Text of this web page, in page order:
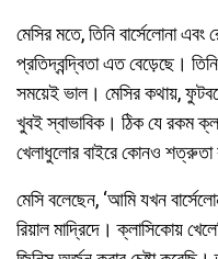
মেসির মতে, তিনি বার্সেলোনা এবং
প্রতিদ্বন্দ্বিতা এত বেড়েছে।
সময়েই ভাল। মেসির কথায়,
খুবই স্বাভাবিক। ঠিক যে রকম
খেলাধুলোর বাইরে কোনও
মেসি বলেছেন, ‘আমি যখন
রিয়াল মাদ্রিদে। ক্লাসিকোয়